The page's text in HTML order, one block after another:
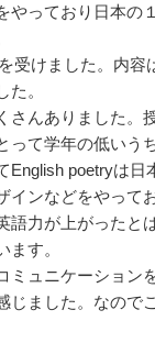
やっており日本
受けました。内
。
さんありました。
って学年の低いう
English poetryは
ンなどをやって
語力が上がったと
す。
ミュニケーショ
じました。なので